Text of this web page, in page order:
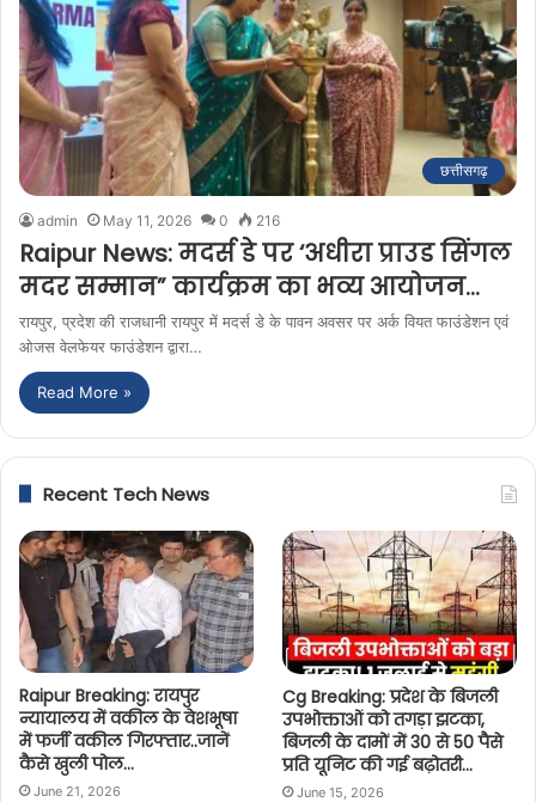
छत्तीसगढ़
admin May 11, 2026 0 216
Raipur News: मदर्स डे पर ‘अधीरा प्राउड सिंगल
मदर सम्मान” कार्यक्रम का भव्य आयोजन…
रायपुर, प्रदेश की राजधानी रायपुर में मदर्स डे के पावन अवसर पर अर्क वियत फाउंडेशन एवं
ओजस वेलफेयर फाउंडेशन द्वारा…
Read More »
Recent Tech News
Raipur Breaking: रायपुर
न्यायालय में वकील के वेशभूषा
में फर्जी वकील गिरफ्तार..जानें
कैसे खुली पोल…
June 21, 2026
Cg Breaking: प्रदेश के बिजली
उपभोक्ताओं को तगड़ा झटका,
बिजली के दामों में 30 से 50 पैसे
प्रति यूनिट की गई बढ़ोतरी…
June 15, 2026